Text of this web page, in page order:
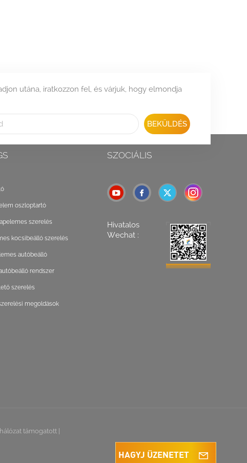
utána, iratkozzon fel, és várjuk, hogy elmondja
BEKÜLDÉS
oszloptartó
szerelés
kocsibeálló szerelés
autóbeálló
rendszer
szerelés
megoldások
SZOCIÁLIS
Hivatalos
Wechat :
hálózat támogatott|
HAGYJ ÜZENETET